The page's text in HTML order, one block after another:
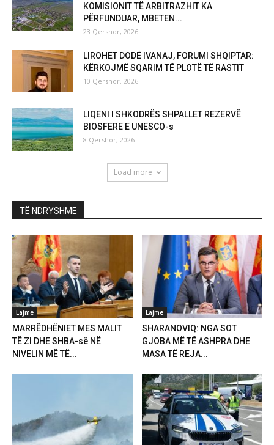
KOMISIONIT TË ARBITRAZHIT KA
PËRFUNDUAR, MBETEN...
23 Qershor, 2026
LIROHET DODË IVANAJ, FORUMI SHQIPTAR:
KËRKOJMË SQARIM TË PLOTË TË RASTIT
10 Qershor, 2026
LIQENI I SHKODRËS SHPALLET REZERVË
BIOSFERE E UNESCO-s
8 Qershor, 2026
Load more
TË NDRYSHME
Lajme
MARRËDHËNIET MES MALIT
TË ZI DHE SHBA-së NË
NIVELIN MË TË...
Lajme
SHARANOVIQ: NGA SOT
GJOBA MË TË ASHPRA DHE
MASA TË REJA...